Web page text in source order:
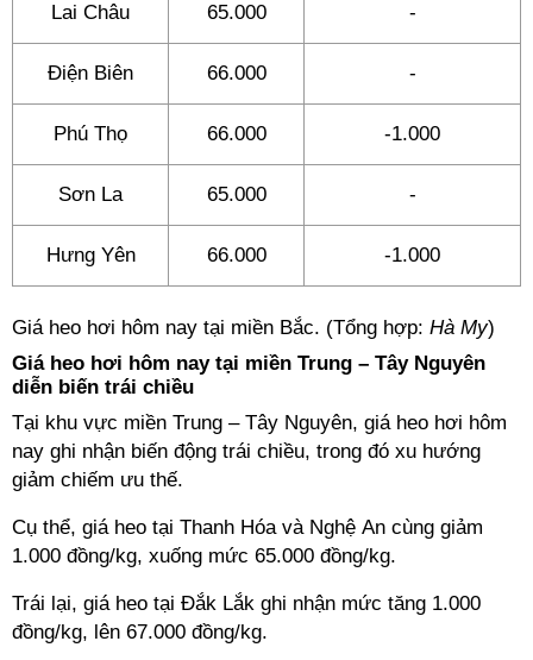
Lai Châu 65.000 -
Điện Biên 66.000 -
Phú Thọ 66.000 -1.000
Sơn La 65.000 -
Hưng Yên 66.000 -1.000
Giá heo hơi hôm nay tại miền Bắc. (Tổng hợp: Hà My)
Giá heo hơi hôm nay tại miền Trung – Tây Nguyên
diễn biến trái chiều
Tại khu vực miền Trung – Tây Nguyên, giá heo hơi hôm
nay ghi nhận biến động trái chiều, trong đó xu hướng
giảm chiếm ưu thế.
Cụ thể, giá heo tại Thanh Hóa và Nghệ An cùng giảm
1.000 đồng/kg, xuống mức 65.000 đồng/kg.
Trái lại, giá heo tại Đắk Lắk ghi nhận mức tăng 1.000
đồng/kg, lên 67.000 đồng/kg.